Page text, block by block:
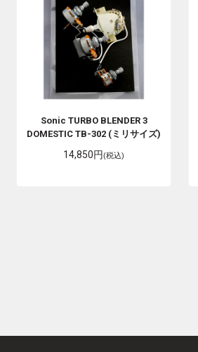
Sonic TURBO BLENDER 3
DOMESTIC TB-302 (ミリサイズ)
14,850円(税込)